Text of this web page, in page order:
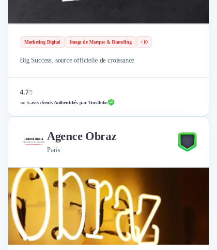
Marketing Digital Image de Marque & Branding +10
Big Success, source officielle de croissance
4.7/5
sur5 avis clients Authentifiés par Trustfolio
Agence Obraz
Paris